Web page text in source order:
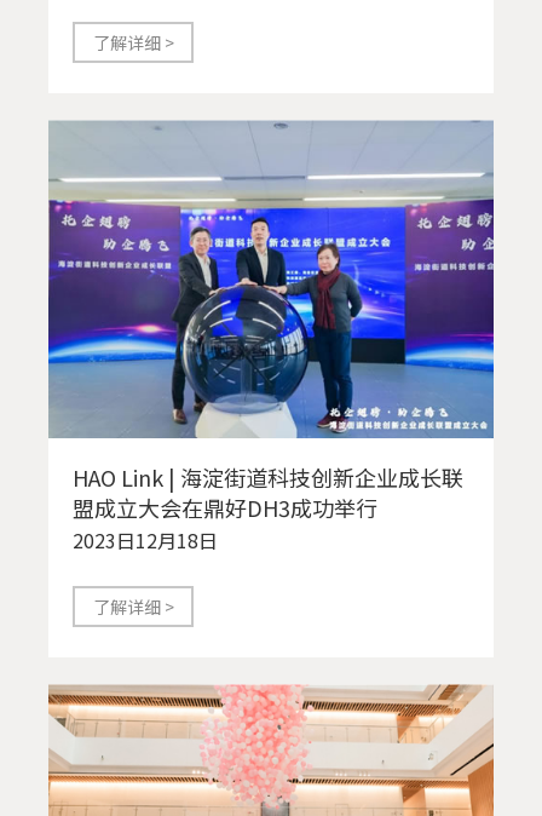
了解详细 >
HAO Link | 海淀街道科技创新企业成长联
盟成立大会在鼎好DH3成功举行
2023日12月18日
了解详细 >